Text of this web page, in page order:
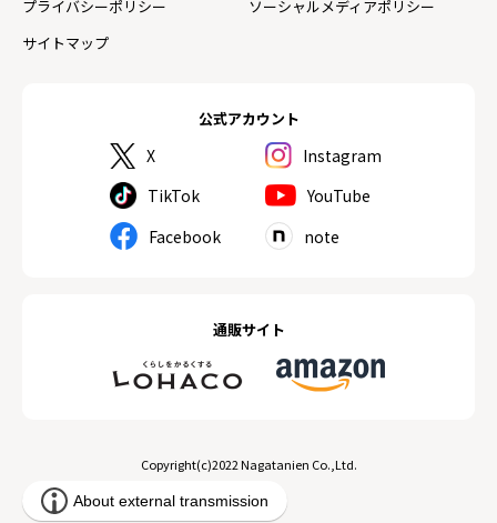
公式アカウント
X
Instagram
TikTok
YouTube
Facebook
note
通販サイト
プライバシーポリシー
ソーシャルメディアポリシー
サイトマップ
Copyright(c)2022 Nagatanien Co.,Ltd.